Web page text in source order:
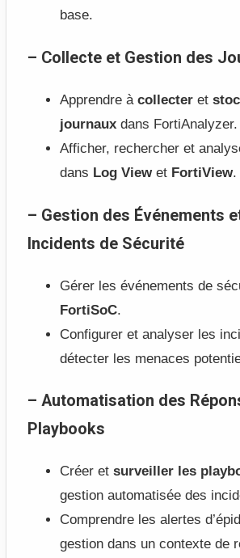
base.
– Collecte et Gestion des
Apprendre à collecteret
journauxdans FortiAnalyzer.
Afficher, rechercher et
dans Log Viewet FortiView.
– Gestion des Événements
Incidents de Sécurité
Gérer les événements de
FortiSoC.
Configurer et analyser les
détecter les menaces
– Automatisation des
Playbooks
Créer et surveiller les
gestion automatisée des
Comprendre les alertes
gestion dans un contexte de